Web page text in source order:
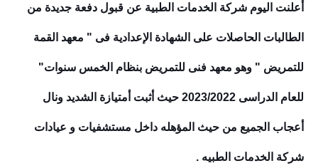
أعلنت اليوم شركة الخدمات الطبية عن قبول دفعة جديدة من
الطالبات الحاصلات على الشهادة الإعدادية فى " معهد القمة
للتمريض " وهو معهد فنى للتمريض بنظام الخمس سنوات"
للعام الدراسى 2023/2022 حيث أثبت أمتيازة الشديد ونال
أعجاب الجميع من حيث المؤهله داخل مستشفيات و عيادات
شركة الخدمات الطبيه .